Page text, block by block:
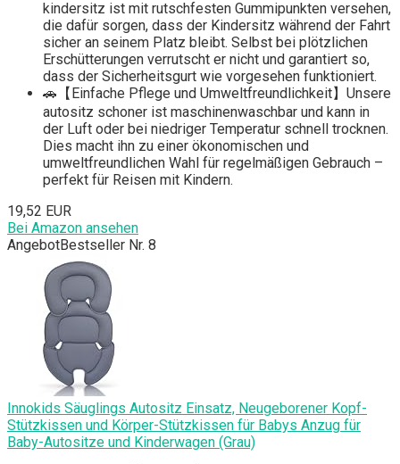
kindersitz ist mit rutschfesten Gummipunkten versehen,
die dafür sorgen, dass der Kindersitz während der Fahrt
sicher an seinem Platz bleibt. Selbst bei plötzlichen
Erschütterungen verrutscht er nicht und garantiert so,
dass der Sicherheitsgurt wie vorgesehen funktioniert.
🚗【Einfache Pflege und Umweltfreundlichkeit】Unsere
autositz schoner ist maschinenwaschbar und kann in
der Luft oder bei niedriger Temperatur schnell trocknen.
Dies macht ihn zu einer ökonomischen und
umweltfreundlichen Wahl für regelmäßigen Gebrauch –
perfekt für Reisen mit Kindern.
19,52 EUR
Bei Amazon ansehen
AngebotBestseller Nr. 8
Innokids Säuglings Autositz Einsatz, Neugeborener Kopf-
Stützkissen und Körper-Stützkissen für Babys Anzug für
Baby-Autositze und Kinderwagen (Grau)